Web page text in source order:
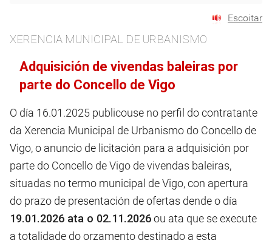
Escoitar
XERENCIA MUNICIPAL DE URBANISMO
Adquisición de vivendas baleiras por
parte do Concello de Vigo
O día 16.01.2025 publicouse no perfil do contratante
da Xerencia Municipal de Urbanismo do Concello de
Vigo, o anuncio de licitación para a adquisición por
parte do Concello de Vigo de vivendas baleiras,
situadas no termo municipal de Vigo, con apertura
do prazo de presentación de ofertas dende o día
19.01.2026 ata o 02.11.2026ou ata que se execute
a totalidade do orzamento destinado a esta